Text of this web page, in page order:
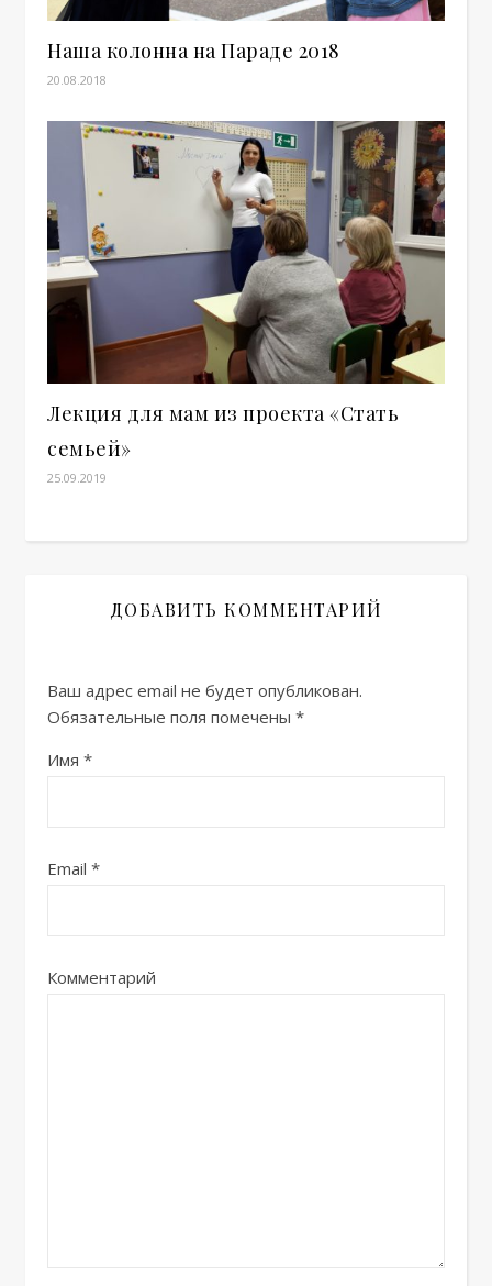
Наша колонна на Параде 2018
20.08.2018
Лекция для мам из проекта «Стать
семьей»
25.09.2019
ДОБАВИТЬ КОММЕНТАРИЙ
Ваш адрес email не будет опубликован.
Обязательные поля помечены *
Имя *
Email *
Комментарий